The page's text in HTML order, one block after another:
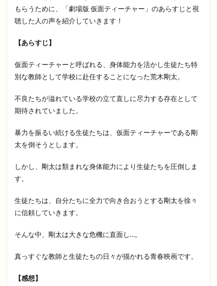
もらうために、「劇場版 仮面ティーチャー」のあらすじと視
聴した人の声を紹介していきます！
【あらすじ】
仮面ティーチャーと呼ばれる、身体能力を活かし生徒たち特
別な教師として学校に赴任することになった荒木剛太。
不良たちが溢れている学校の立て直しに尽力する存在として
期待されていました。
暴力を振るい続ける生徒たちは、仮面ティーチャーである剛
太を倒そうとします。
しかし、剛太は類まれな身体能力により生徒たちを圧倒しま
す。
生徒たちは、自分たちに全力で向き合おうとする剛太を徐々
に信頼していきます。
そんな中、剛太は大きな危機に直面し…。
真っすぐな教師と生徒たちの日々が描かれる青春映画です。
【感想】